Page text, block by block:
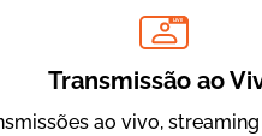
LIVE
Transmissão ao
ao vivo,